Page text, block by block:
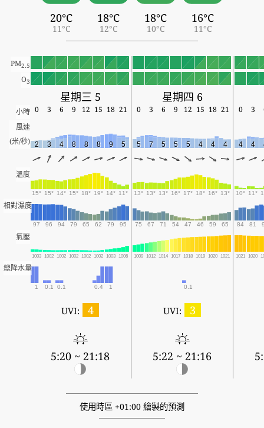
20°C
11°C
18°C
12°C
18°C
10°C
16°C
11°C
PM2.5
O3
星期三 5 星期四 6
小時 0 3 6 9 12 15 18 21 0 3 6 9 12 15 18 21 0 3
風速
(米/秒) 2 3 4 8 8 8 9 5 5 7 5 5 5 4 4 4 4 4
溫度
15° 15° 14° 15° 18° 19° 14° 11° 13° 13° 13° 16° 17° 18° 16° 13° 10° 11°
相對濕度
97 96 94 79 65 62 79 95 75 67 71 54 47 46 59 65 84 81
氣壓
1003 1002 1002 1002 1002 1002 1003 1006 1009 1012 1014 1017 1018 1019 1020 1021 1021 1020
總降水量
1 0.1 0.1 0.4 1 0.1
UVI: 4
5:20 ~ 21:18
UVI: 3
5:22 ~ 21:16
使用時區 +01:00 繪製的預測